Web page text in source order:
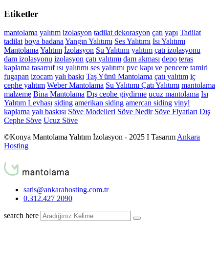
Etiketler
mantolama yalıtım izolasyon tadilatdekorasyon çatı yapı Tadilat
tadilat boya badanaYangın Yalıtımı Ses Yalıtımı Isı Yalıtımı
MantolamaYalıtım İzolasyon Su Yalıtımı yalıtım çatı izolasyonu
dam izolasyonu izolasyon çatı yalıtımı dam akması depo teras
kaplama tasarruf ısı yalıtımı ses yalıtımı pvc kapı ve pencere tamiri
fugapan izocam yalı baskı Taş Yünü Mantolama çatı yalıtım iç
cephe yalıtım Weber Mantolama Su Yalıtımı Çatı Yalıtımı mantolama
malzeme Bina Mantolama Dış cephe giydirme ucuz mantolama Isı
Yalıtım Levhası siding amerikan siding amercan siding vinyl
kaplama yalı baskısı Söve Modelleri Söve Nedir Söve Fiyatları Dış
Cephe Söve Ucuz Söve
©Konya Mantolama Yalıtım İzolasyon - 2025 I TasarımAnkara
Hosting
satis@ankarahosting.com.tr
0.312.427 2090
search here